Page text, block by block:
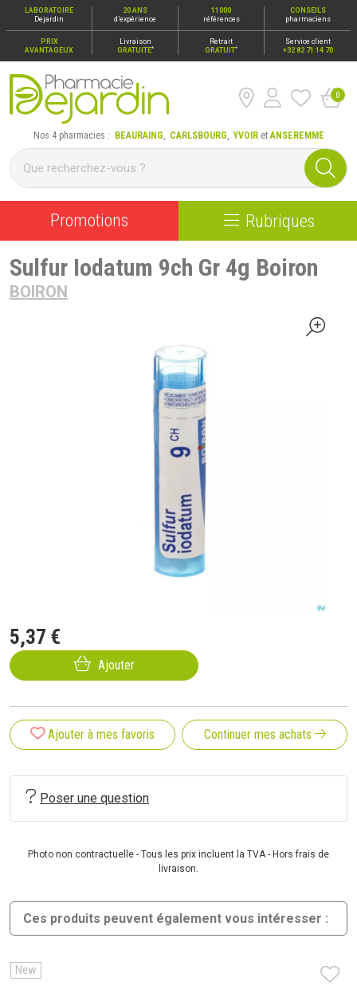
LABORATOIRE
Dejardin
20 ANS
d’expérience
11000
références
CONSEILS
pharmaciens
PRIX
AVANTAGEUX
Livraison
GRATUITE*
Retrait
GRATUIT*
Service client
+32 82 71 14 70
Pharmacie Dejardin Nos 4 pharmacies : Beauraing,
0
Nos 4 pharmacies : BEAURAING, CARLSBOURG,YVOIRetANSEREMME
Promotions Rubriques
Sulfur Iodatum 9ch Gr 4g Boiron
BOIRON
5,37 €
Ajouter
Ajouter à mes favoris Continuer mes achats
Poser une question
Photo non contractuelle - Tous les prix incluent la TVA - Hors frais de
livraison.
Ces produits peuvent également vous intéresser :
New